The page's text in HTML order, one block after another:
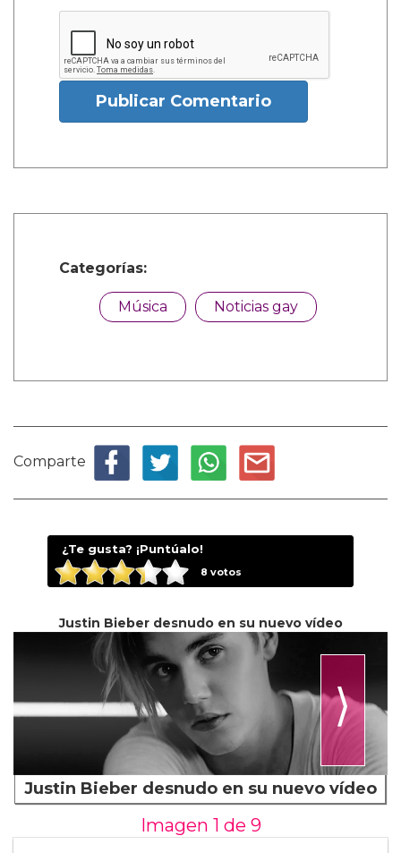
Publicar Comentario
Categorías:
Música Noticias gay
Comparte
¿Te gusta? ¡Puntúalo!
8 votos
Justin Bieber desnudo en su nuevo vídeo
⟩
Justin Bieber desnudo en su nuevo vídeo
Imagen 1 de 9